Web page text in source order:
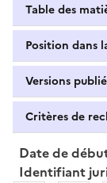
Table des
Position dans
Versions
Critères de
Date de
Identifiant